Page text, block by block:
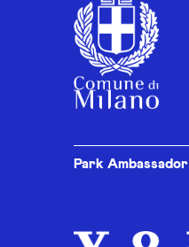
Park Ambassador